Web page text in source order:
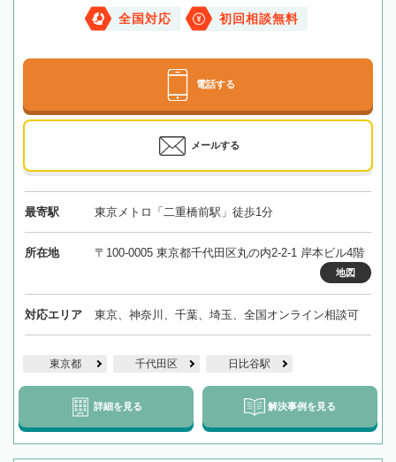
全国対応 初回相談無料
電話する
メールする
最寄駅 東京メトロ「二重橋前駅」徒歩1分
所在地 〒100-0005 東京都千代田区丸の内2-2-1 岸本ビル4階
地図
対応エリア 東京、神奈川、千葉、埼玉、全国オンライン相談可
東京都 千代田区 日比谷駅
詳細を見る 解決事例を見る